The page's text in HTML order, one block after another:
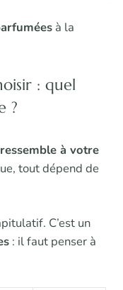
à la
: quel
?
à votre
tout dépend de
C’est un
: il faut penser à